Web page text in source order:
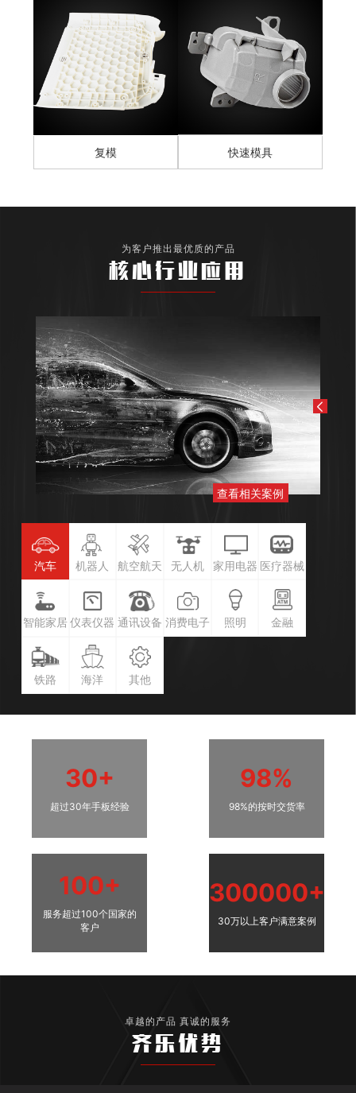
复模 快速模具
为客户推出最优质的产品
核心行业应用
查看相关案例
汽车 机器人 航空航天 无人机 家用电器 医疗器械
智能家居 仪表仪器 通讯设备 消费电子 照明 金融
铁路 海洋 其他
30+
超过30年手板经验
98%
98%的按时交货率
100+
服务超过100个国家的
客户
300000+
30万以上客户满意案例
卓越的产品 真诚的服务
齐乐优势